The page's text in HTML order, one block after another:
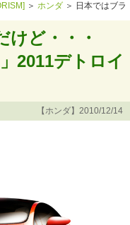
＞ ホンダ ＞ 日本ではブラ
けど・・・
2011デトロイ
【ホンダ】2010/12/14